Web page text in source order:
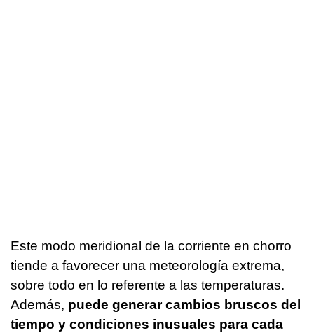
Este modo meridional de la corriente en chorro
tiende a favorecer una meteorología extrema,
sobre todo en lo referente a las temperaturas.
Además, puede generar cambios bruscos del
tiempo y condiciones inusuales para cada